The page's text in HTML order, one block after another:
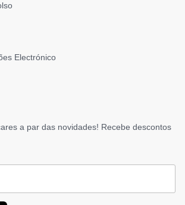
Electrónico
a par das novidades! Recebe descontos